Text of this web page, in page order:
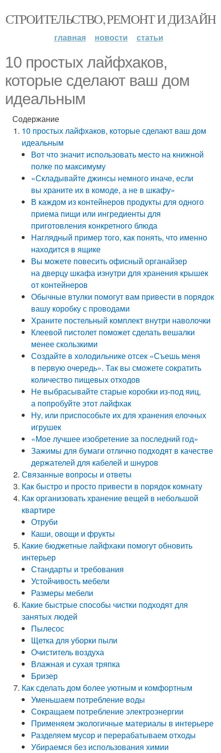
СТРОИТЕЛЬСТВО, РЕМОНТ И ДИЗАЙН
главная новости статьи
10 простых лайфхаков,
которые сделают ваш дом
идеальным
Содержание
10 простых лайфхаков, которые сделают ваш дом
идеальным
Вот что значит использовать место на книжной
полке по максимуму
«Складывайте джинсы немного иначе, если
вы храните их в комоде, а не в шкафу»
В каждом из контейнеров продукты для одного
приема пищи или ингредиенты для
приготовления конкретного блюда
Наглядный пример того, как понять, что именно
находится в ящике
Вы можете повесить офисный органайзер
на дверцу шкафа изнутри для хранения крышек
от контейнеров
Обычные втулки помогут вам привести в порядок
вашу коробку с проводами
Храните постельный комплект внутри наволочки
Клеевой пистолет поможет сделать вешалки
менее скользкими
Создайте в холодильнике отсек «Съешь меня
в первую очередь». Так вы сможете сократить
количество пищевых отходов
Не выбрасывайте старые коробки из-под яиц,
а попробуйте этот лайфхак
Ну, или приспособьте их для хранения елочных
игрушек
«Мое лучшее изобретение за последний год»
Зажимы для бумаги отлично подходят в качестве
держателей для кабелей и шнуров
Связанные вопросы и ответы
Как быстро и просто привести в порядок комнату
Как организовать хранение вещей в небольшой
квартире
Отруби
Каши, овощи и фрукты
Какие бюджетные лайфхаки помогут обновить
интерьер
Стандарты и требования
Устойчивость мебели
Размеры мебели
Какие быстрые способы чистки подходят для
занятых людей
Пылесос
Щетка для уборки пыли
Очиститель воздуха
Влажная и сухая тряпка
Бризер
Как сделать дом более уютным и комфортным
Уменьшаем потребление воды
Сокращаем потребление электроэнергии
Применяем экологичные материалы в интерьере
Разделяем мусор и перерабатываем отходы
Убираемся без использования химии